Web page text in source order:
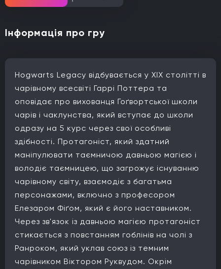
Інформація про гру
Hogwarts Legacy відбувається у XIX столітті в
чарівному всесвіті Гаррі Поттера та
оповідає про вихованця Гоґвортської школи
чарів і чаклунства, який вступає до школи
одразу на 5 курс через свої особливі
здібності. Протагоніст, який здатний
маніпулювати таємничою давньою магією і
володіє таємницею, що загрожує існуванню
чарівному світу, взаємодіє з багатьма
персонажами, включно з професором
Елезаром Фіґом, який є його наставником.
Через зв'язок із давньою магією протагоніст
стикається з повстанням гоблінів на чолі з
Ранроком, який уклав союз із темним
чарівником Віктором Руквудом. Окрім